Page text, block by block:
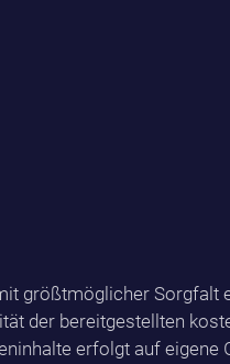
größtmöglicher Sorgfalt
der bereitgestellten
erfolgt auf eigene